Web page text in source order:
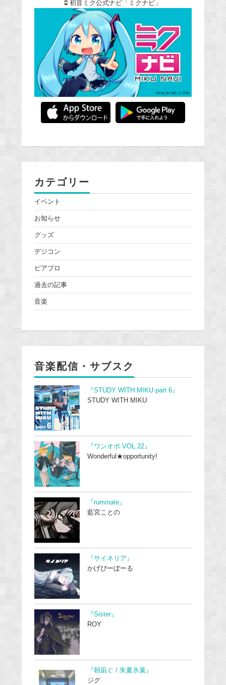
初音ミク公式ナビ「ミクナビ」
カテゴリー
イベント
お知らせ
グッズ
デジコン
ピアプロ
過去の記事
音楽
音楽配信・サブスク
『STUDY WITH MIKU part 6』
STUDY WITH MIKU
『ワンオポ VOL.22』
Wonderful★opportunity!
『ruminate』
藍宮ことの
『サイネリア』
かげぴーぼーる
『Sister』
ROY
『朝凪ぐ / 朱夏氷菓』
ジグ